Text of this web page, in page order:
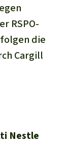
RSPO-
die
Cargill
Nestle